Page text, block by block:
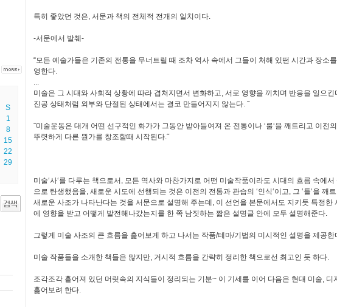
S
1
8
15
22
29
특히 좋았던 것은, 서문과 책의 전체적 전개의 일치이다.
-서문에서 발췌-
“모든 예술가들은 기존의 전통을 무너트릴 때 조차 역사 속에서 그들이 처해 있떤 시간과 장소
영한다.
...
미술은 그 시대와 사회적 상황에 따라 겹쳐지면서 변화하고, 서로 영향을 끼치며 반응을 일으킨
진공 상태처럼 외부와 단절된 상태에서는 결코 만들어지지 않는다. ˝
˝미술운동은 대개 어떤 선구적인 화가가 그동안 받아들여져 온 전통이나 ‘룰‘을 깨트리고 이전
뚜렷하게 다른 뭔가를 창조할때 시작된다.˝
미술‘사‘를 다루는 책으로서, 모든 역사와 마찬가지로 어떤 미술작품이라도 시대의 흐름 속에서
으로 탄생했음을, 새로운 시도에 선행되는 것은 이전의 전통과 관습의 ‘인식‘이고, 그 ‘틀‘을 깨
새로운 사조가 나타난다는 것을 서문으로 설명해 주는데, 이 선언을 본문에서도 지키듯 특정한
에 영향을 받고 어떻게 발전해나갔는지를 한 쪽 남짓하는 짧은 설명글 안에 모두 설명해준다.
그렇게 미술 사조의 큰 흐름을 훑어보게 하고 나서는 작품/테마/기법의 미시적인 설명을 제공한
미술 작품들을 소개한 책들은 많지만, 거시적 흐름을 간략히 정리한 책으로선 최고인 듯 하다.
조각조각 흩어져 있던 머릿속의 지식들이 정리되는 기분~ 이 기세를 이어 다음은 현대 미술, 디
훑어보려 한다.